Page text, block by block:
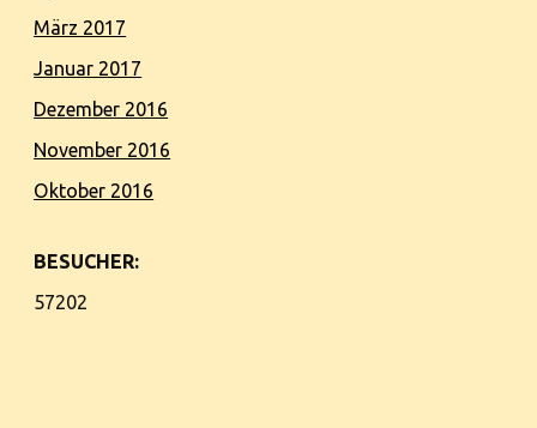
März 2017
Januar 2017
Dezember 2016
November 2016
Oktober 2016
BESUCHER:
57202